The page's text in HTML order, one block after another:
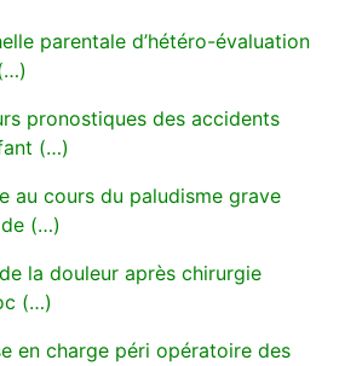
parentale d’hétéro-évaluation
pronostiques des accidents
(…)
au cours du paludisme grave
(…)
la douleur après chirurgie
(…)
en charge péri opératoire des